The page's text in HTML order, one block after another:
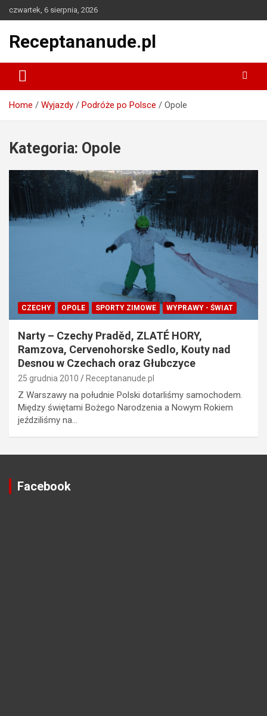
to
czwartek, 6 sierpnia, 2026
Receptananude.pl
Home Wyjazdy Podróże po Polsce Opole
Kategoria: Opole
CZECHY OPOLE SPORTY ZIMOWE WYPRAWY - ŚWIAT
Narty – Czechy Praděd, ZLATÉ HORY,
Ramzova, Cervenohorske Sedlo, Kouty nad
Desnou w Czechach oraz Głubczyce
25 grudnia 2010 Receptananude.pl
Z Warszawy na południe Polski dotarliśmy samochodem.
Między świętami Bożego Narodzenia a Nowym Rokiem
jeździliśmy na…
Facebook